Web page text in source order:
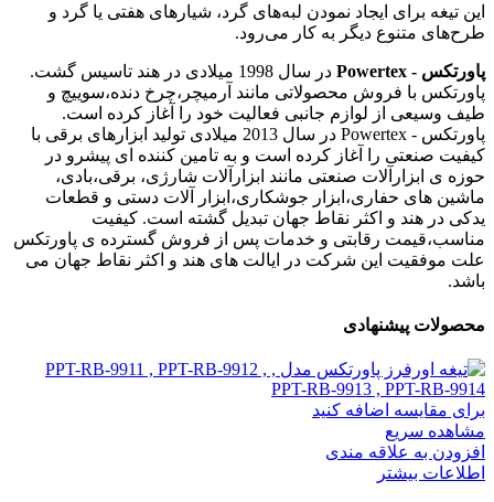
این تیغه برای ایجاد نمودن لبه‌های گرد، شیارهای هفتی یا گرد و
طرح‌های متنوع دیگر به کار می‌رود.
پاورتکس - Powertex
در سال 1998 میلادی در هند تاسیس گشت.
پاورتکس با فروش محصولاتی مانند آرمیچر،چرخ دنده،سوییچ و
طیف وسیعی از لوازم جانبی فعالیت خود را آغاز کرده است.
پاورتکس - Powertex در سال 2013 میلادی تولید ابزارهای برقی با
کیفیت صنعتی را آغاز کرده است و به تامین کننده ای پیشرو در
حوزه ی ابزارآلات صنعتی مانند ابزارآلات شارژی، برقی،بادی،
ماشین های حفاری،ابزار جوشکاری،ابزار آلات دستی و قطعات
یدکی در هند و اکثر نقاط جهان تبدیل گشته است. کیفیت
مناسب،قیمت رقابتی و خدمات پس از فروش گسترده ی پاورتکس
علت موفقیت این شرکت در ایالت های هند و اکثر نقاط جهان می
باشد.
محصولات پیشنهادی
برای مقایسه اضافه کنید
مشاهده سریع
افزودن به علاقه مندی
اطلاعات بیشتر